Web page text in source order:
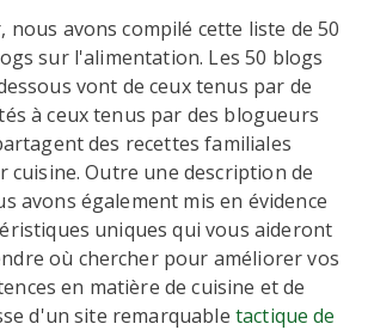
nous avons compilé cette liste de 50
sur l'alimentation. Les 50 blogs
vont de ceux tenus par de
à ceux tenus par des blogueurs
des recettes familiales
cuisine. Outre une description de
avons également mis en évidence
uniques qui vous aideront
où chercher pour améliorer vos
en matière de cuisine et de
d'un site remarquable tactique de